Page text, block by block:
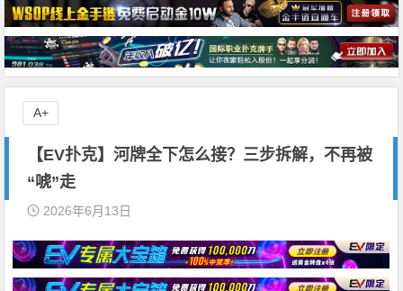
【EV扑克】河牌全下怎么接？三步拆解，不再被
“唬”走
2026年6月13日
A+